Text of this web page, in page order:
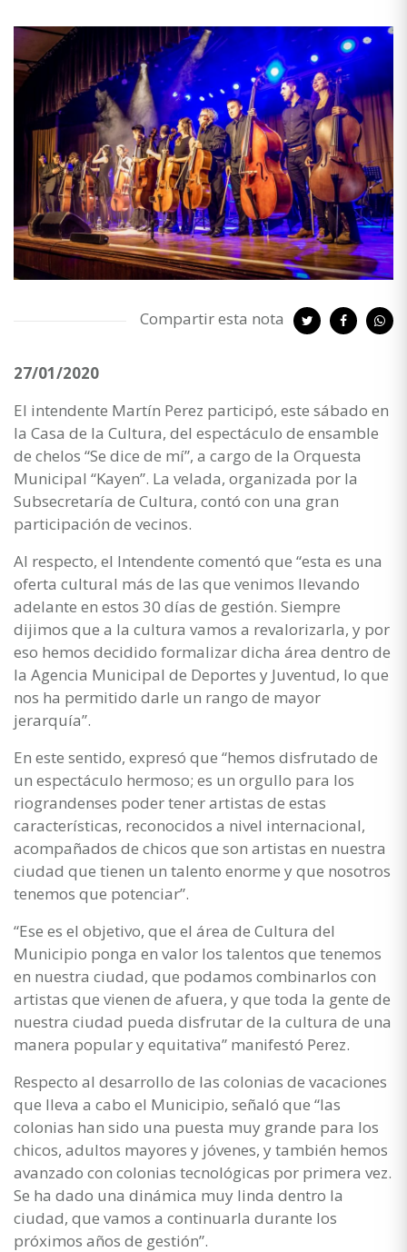
Compartir esta nota
27/01/2020
El intendente Martín Perez participó, este sábado en
la Casa de la Cultura, del espectáculo de ensamble
de chelos “Se dice de mí”, a cargo de la Orquesta
Municipal “Kayen”. La velada, organizada por la
Subsecretaría de Cultura, contó con una gran
participación de vecinos.
Al respecto, el Intendente comentó que “esta es una
oferta cultural más de las que venimos llevando
adelante en estos 30 días de gestión. Siempre
dijimos que a la cultura vamos a revalorizarla, y por
eso hemos decidido formalizar dicha área dentro de
la Agencia Municipal de Deportes y Juventud, lo que
nos ha permitido darle un rango de mayor
jerarquía”.
En este sentido, expresó que “hemos disfrutado de
un espectáculo hermoso; es un orgullo para los
riograndenses poder tener artistas de estas
características, reconocidos a nivel internacional,
acompañados de chicos que son artistas en nuestra
ciudad que tienen un talento enorme y que nosotros
tenemos que potenciar”.
“Ese es el objetivo, que el área de Cultura del
Municipio ponga en valor los talentos que tenemos
en nuestra ciudad, que podamos combinarlos con
artistas que vienen de afuera, y que toda la gente de
nuestra ciudad pueda disfrutar de la cultura de una
manera popular y equitativa” manifestó Perez.
Respecto al desarrollo de las colonias de vacaciones
que lleva a cabo el Municipio, señaló que “las
colonias han sido una puesta muy grande para los
chicos, adultos mayores y jóvenes, y también hemos
avanzado con colonias tecnológicas por primera vez.
Se ha dado una dinámica muy linda dentro la
ciudad, que vamos a continuarla durante los
próximos años de gestión”.